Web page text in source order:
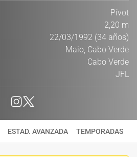
Pívot
2,20 m
22/03/1992 (34 años)
Maio, Cabo Verde
Cabo Verde
JFL
ESTAD. AVANZADA TEMPORADAS